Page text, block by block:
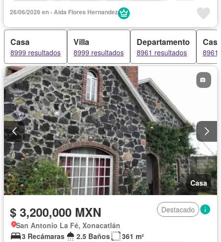
Vista panorámica
Permite mascotas
Solo familias
Sin amueblar
26/06/2026 en - Aida Flores Hernandez
Casa
8999 resultados
Villa
8999 resultados
Departamento
8961 resultados 8961
Casa
$ 3,200,000 MXN
Destacado
San Antonio La Fé, Xonacatlán
3 Recámaras
2.5 Baños
361 m²